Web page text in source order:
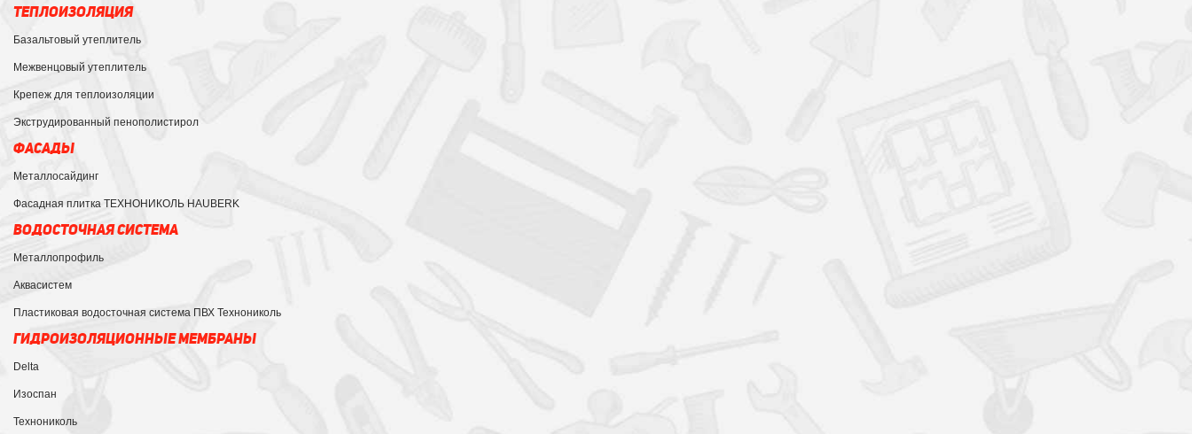
ТЕПЛОИЗОЛЯЦИЯ
Базальтовый утеплитель
Межвенцовый утеплитель
Крепеж для теплоизоляции
Экструдированный пенополистирол
ФАСАДЫ
Металлосайдинг
Фасадная плитка ТЕХНОНИКОЛЬ HAUBERK
ВОДОСТОЧНАЯ СИСТЕМА
Металлопрофиль
Аквасистем
Пластиковая водосточная система ПВХ Технониколь
ГИДРОИЗОЛЯЦИОННЫЕ МЕМБРАНЫ
Delta
Изоспан
Технониколь